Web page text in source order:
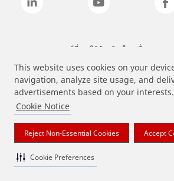
This website uses cookies on your
navigation, analyze site usage, and
advertisements based on your interests.
Cookie Notice
Reject Non-Essential Cookies Accept
Cookie Preferences
แบรนด์ที่ระบุไว้ข้างต้นเป็นเครื่องหมาย